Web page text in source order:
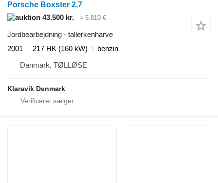
Porsche Boxster 2,7
43.500 kr.
≈ 5.819 €
Jordbearbejdning - tallerkenharve
2001
217 HK (160 kW)
benzin
Danmark, TØLLØSE
Klaravik Denmark